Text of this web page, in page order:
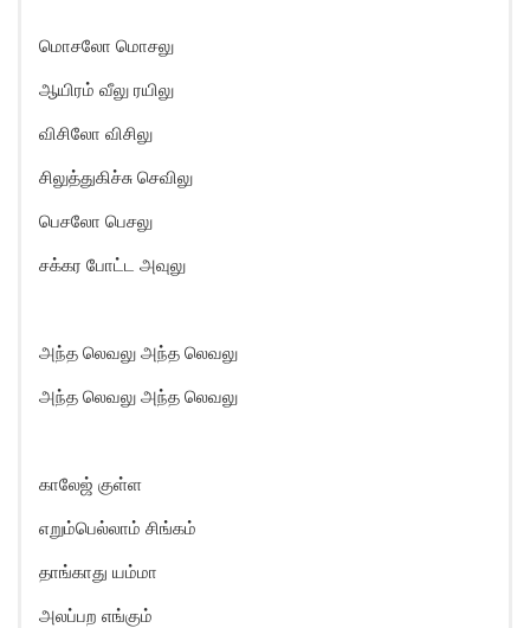
மொசலோ மொசலு
ஆயிரம் வீலு ரயிலு
விசிலோ விசிலு
சிலுத்துகிச்சு செவிலு
பெசலோ பெசலு
சக்கர போட்ட அவுலு
அந்த லெவலு அந்த லெவலு
அந்த லெவலு அந்த லெவலு
காலேஜ் குள்ள
எறும்பெல்லாம் சிங்கம்
தாங்காது யம்மா
அலப்பற எங்கும்